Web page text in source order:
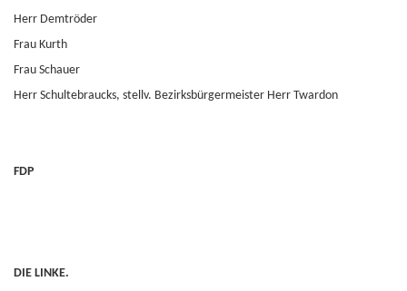
Herr Demtröder
Frau Kurth
Frau Schauer
Herr Schultebraucks, stellv. Bezirksbürgermeister Herr Twardon
FDP
DIE LINKE.